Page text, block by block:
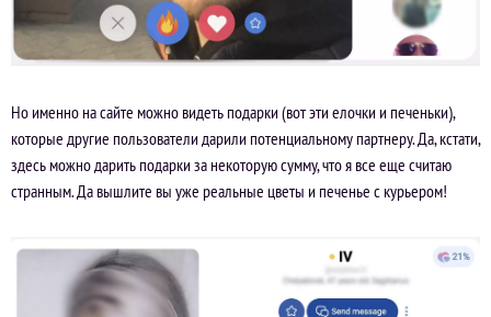
Но именно на сайте можно видеть подарки (вот эти елочки и печеньки),
которые другие пользователи дарили потенциальному партнеру. Да, кстати,
здесь можно дарить подарки за некоторую сумму, что я все еще считаю
странным. Да вышлите вы уже реальные цветы и печенье с курьером!